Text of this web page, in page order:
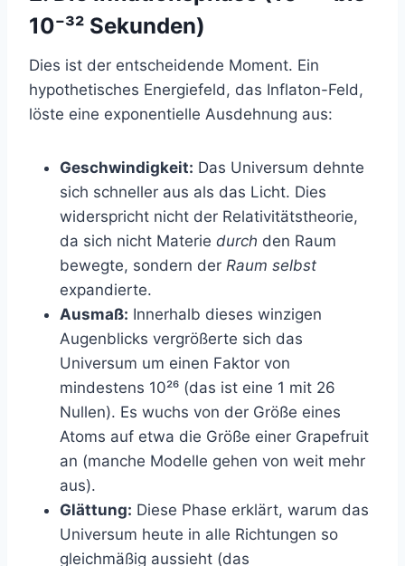
10⁻³² Sekunden)
Dies ist der entscheidende Moment. Ein
hypothetisches Energiefeld, das Inflaton-Feld,
löste eine exponentielle Ausdehnung aus:
Geschwindigkeit: Das Universum dehnte
sich schneller aus als das Licht. Dies
widerspricht nicht der Relativitätstheorie,
da sich nicht Materie durch den Raum
bewegte, sondern der Raum selbst
expandierte.
Ausmaß: Innerhalb dieses winzigen
Augenblicks vergrößerte sich das
Universum um einen Faktor von
mindestens 10²⁶ (das ist eine 1 mit 26
Nullen). Es wuchs von der Größe eines
Atoms auf etwa die Größe einer Grapefruit
an (manche Modelle gehen von weit mehr
aus).
Glättung: Diese Phase erklärt, warum das
Universum heute in alle Richtungen so
gleichmäßig aussieht (das